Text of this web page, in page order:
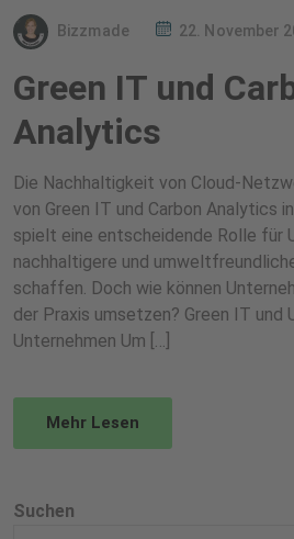
Bizzmade 22. November
Green IT und
Analytics
Die Nachhaltigkeit von Cloud-
von Green IT und Carbon Analytics
spielt eine entscheidende Rolle für
nachhaltigere und
schaffen. Doch wie können
der Praxis umsetzen? Green IT und
Unternehmen Um […]
Mehr Lesen
Suchen